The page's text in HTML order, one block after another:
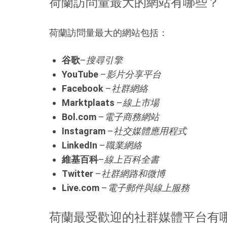
荷蘭訪問量最大的網站包括：
谷歌–搜尋引擎
YouTube –影片分享平台
Facebook –社群網絡
Marktplaats –線上市場
Bol.com – 電子商務網站
Instagram –社交媒體應用程式
LinkedIn –職業網絡
維基百科–線上百科全書
Twitter –社群網路和微博
Live.com – 電子郵件與線上服務
荷蘭最受歡迎的社群媒體平台有